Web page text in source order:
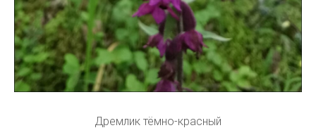
Дремлик тёмно-красный